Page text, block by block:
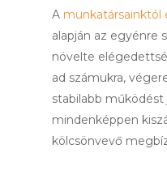
A munkatársainktól
alapján az egyénre
növelte
ad számukra,
stabilabb működést
mindenképpen
kölcsönvevő